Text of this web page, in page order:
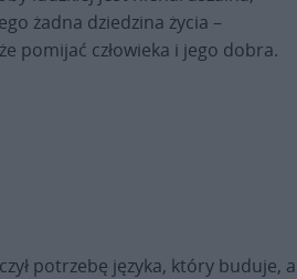
żadna dziedzina życia –
pomijać człowieka i jego dobra.
potrzebę języka, który buduje, a